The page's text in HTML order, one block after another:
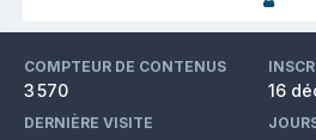
COMPTEUR DE CONTENUS
3 570 16
DERNIÈRE VISITE